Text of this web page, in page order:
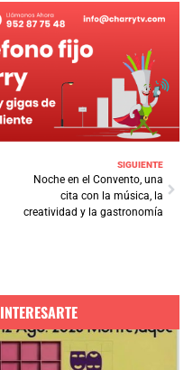
SIGUIENTE
Noche en el Convento, una
cita con la música, la
creatividad y la gastronomía